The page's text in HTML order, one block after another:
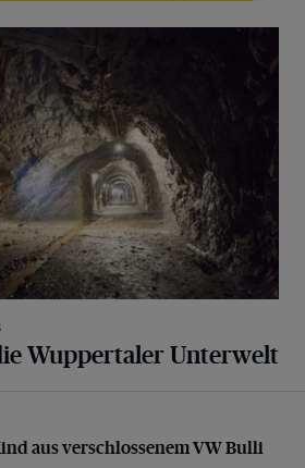
Wuppertaler Unterwelt
aus verschlossenem VW Bulli
aus verschlossenem VW Bulli